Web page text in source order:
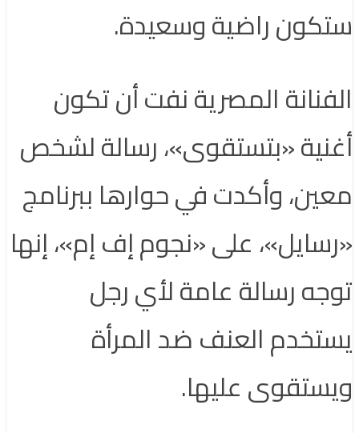
ستكون راضية وسعيدة.
الفنانة المصرية نفت أن تكون
أغنية «بتستقوى»، رسالة لشخص
معين، وأكدت في حوارها ببرنامج
«رسايل»، على «نجوم إف إم»، إنها
توجه رسالة عامة لأي رجل
يستخدم العنف ضد المرأة
ويستقوى عليها.